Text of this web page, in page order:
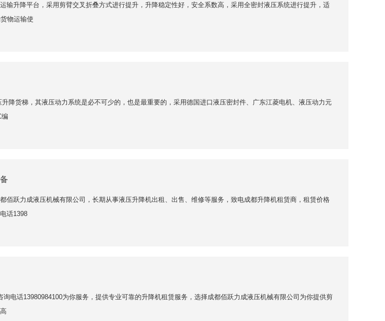
输升降平台，采用剪臂交叉折叠方式进行提升，升降稳定性好，安全系数高，采用全密封液压系统进行提升，适
物运输使
降货梯，其液压动力系统是必不可少的，也是最重要的，采用德国进口液压密封件、广东江菱电机、液压动力元
佰跃力成液压机械有限公司，长期从事液压升降机出租、出售、维修等服务，致电成都升降机租赁商，租赁价格
话1398
电话13980984100为你服务，提供专业可靠的升降机租赁服务，选择成都佰跃力成液压机械有限公司为你提供剪